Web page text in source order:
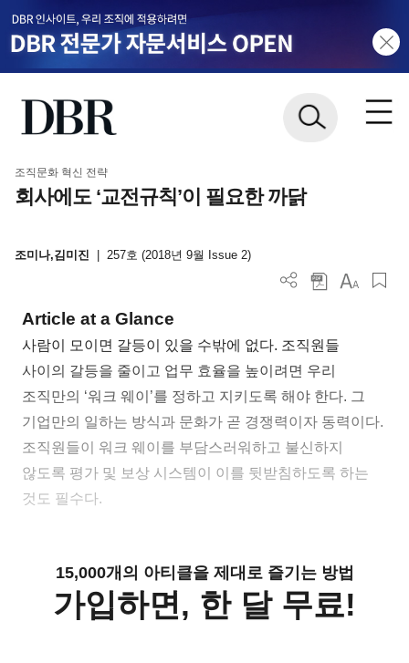
조직문화 혁신 전략
회사에도 ‘교전규칙’이 필요한 까닭
조미나,김미진 257호 (2018년 9월 Issue 2)
Article at a Glance
사람이 모이면 갈등이 있을 수밖에 없다. 조직원들
사이의 갈등을 줄이고 업무 효율을 높이려면 우리
조직만의 ‘워크 웨이’를 정하고 지키도록 해야 한다. 그
기업만의 일하는 방식과 문화가 곧 경쟁력이자 동력이다.
조직원들이 워크 웨이를 부담스러워하고 불신하지
않도록 평가 및 보상 시스템이 이를 뒷받침하도록 하는
것도 필수다.
15,000개의 아티클을 제대로 즐기는 방법
가입하면, 한 달 무료!